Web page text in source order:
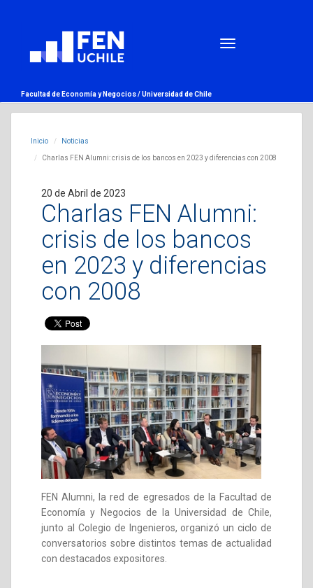
Facultad de Economía y Negocios /Universidad de Chile
Inicio Noticias
Charlas FEN Alumni: crisis de los bancos en 2023 y diferencias con 2008
20 de Abril de 2023
Charlas FEN Alumni:
crisis de los bancos
en 2023 y diferencias
con 2008
FEN Alumni, la red de egresados de la Facultad de
Economía y Negocios de la Universidad de Chile,
junto al Colegio de Ingenieros, organizó un ciclo de
conversatorios sobre distintos temas de actualidad
con destacados expositores.